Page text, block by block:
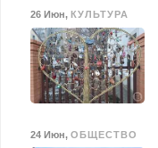
26 Июн, КУЛЬТУРА
24 Июн, ОБЩЕСТВО